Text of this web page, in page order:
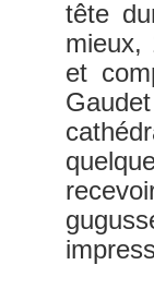
tête
mieux,
et